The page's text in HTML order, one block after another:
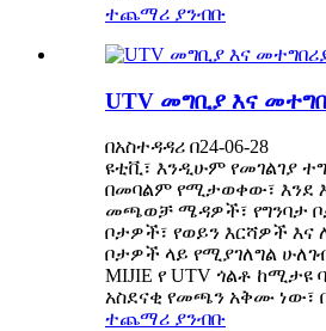
ተጨማሪ ያንብቡ
UTV መግቢያ እና
በአስተዳዳሪ በ24-06-28
ዩቲቪ፣ እንዲሁም የመገልገያ
በመባልም የሚታወቀው፣ እንደ
መጫወቻ ሜዳዎች፣ የግንባታ
ቦታዎች፣ የወይን እርሻዎች
ቦታዎች ላይ የሚያገለግል
MIJIE የ UTV ጎልቶ ከሚታዩ
አስደናቂ የመጫን አቅሙ ነው፣
ተጨማሪ ያንብቡ